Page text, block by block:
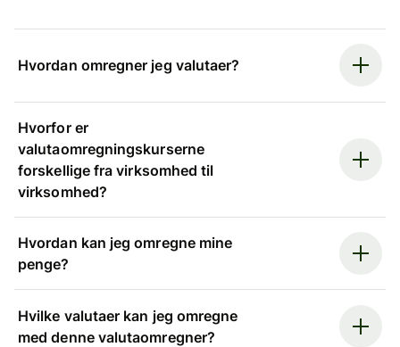
Hvordan omregner jeg valutaer?
Hvorfor er
valutaomregningskurserne
forskellige fra virksomhed til
virksomhed?
Hvordan kan jeg omregne mine
penge?
Hvilke valutaer kan jeg omregne
med denne valutaomregner?